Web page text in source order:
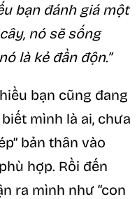
bạn đánh giá một
nó sẽ sống
là kẻ đần độn.”
bạn cũng đang
mình là ai, chưa
bản thân vào
hợp. Rồi đến
ra mình như “con